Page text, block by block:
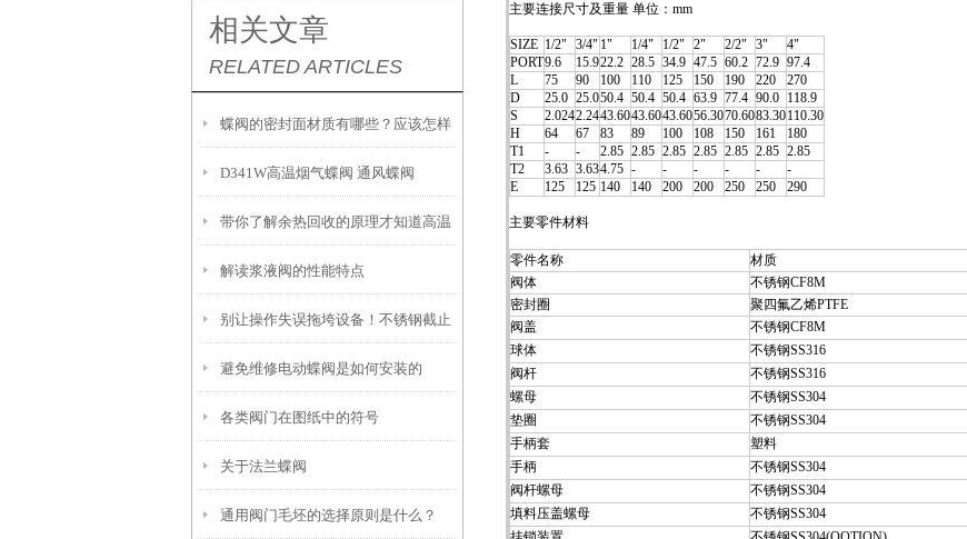
相关文章
RELATED ARTICLES
蝶阀的密封面材质有哪些？应该怎样
选择？
D341W高温烟气蝶阀 通风蝶阀
带你了解余热回收的原理才知道高温
蝶阀怎么选
解读浆液阀的性能特点
别让操作失误拖垮设备！不锈钢截止
阀的核心注意事项一文说透
避免维修电动蝶阀是如何安装的
各类阀门在图纸中的符号
关于法兰蝶阀
通用阀门毛坯的选择原则是什么？
主要连接尺寸及重量 单位：mm
SIZE 1/2" 3/4" 1" 1/4" 1/2" 2" 2/2" 3"
4"
PORT9.6 15.922.2 28.5 34.9 47.5 60.2 72.9 97.4
L
75 90 100 110 125 150 190 220
270
D
25.0 25.050.4 50.4 50.4 63.9 77.4 90.0 118.9
S
2.0242.2443.6043.6043.6056.3070.6083.30110.30
H
64 67 83 89 100 108 150 161
180
T1
- - 2.85 2.85 2.85 2.85 2.85 2.85 2.85
T2
3.63 3.634.75 - - - - -
-
E
125 125 140 140 200 200 250 250 290
主要零件材料
零件名称
材质
阀体
不锈钢CF8M
密封圈
聚四氟乙烯PTFE
阀盖
不锈钢CF8M
球体
不锈钢SS316
阀杆
不锈钢SS316
螺母
不锈钢SS304
垫圈
不锈钢SS304
手柄套
塑料
手柄
不锈钢SS304
阀杆螺母
不锈钢SS304
填料压盖螺母
不锈钢SS304